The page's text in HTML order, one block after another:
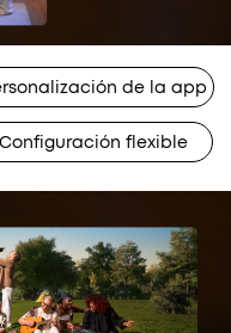
de la app
Configuración flexible